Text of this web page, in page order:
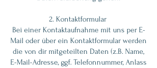
2. Kontaktformular
Bei einer Kontaktaufnahme mit uns per E-
Mail oder über ein Kontaktformular werden
die von dir mitgeteilten Daten (z.B. Name,
E-Mail-Adresse, ggf. Telefonnummer, Anlass